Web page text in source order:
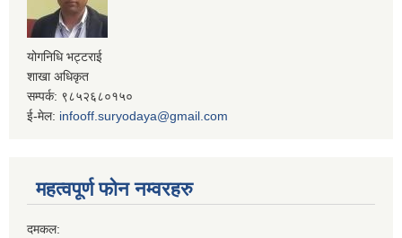
योगनिधि भट्टराई
शाखा अधिकृत
सम्पर्क: ९८५२६८०१५०
ई-मेल: infooff.suryodaya@gmail.com
महत्वपूर्ण फोन नम्वरहरु
दमकल: